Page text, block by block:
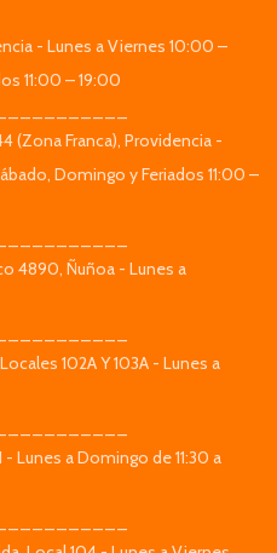
- Lunes a Viernes 10:00 –
11:00 – 19:00
(Zona Franca), Providencia -
Domingo y Feriados 11:00 –
4890, Ñuñoa - Lunes a
102A Y 103A - Lunes a
- Lunes a Domingo de 11:30 a